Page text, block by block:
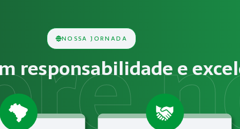
biológicos, ergonômicos ou psicossociais devem
SST para o eSocial para o segmento de Logística com
NOSSA JORNADA
responsabilidade e